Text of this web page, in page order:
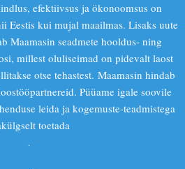
efektiivsus ja ökonoomsus on
Eestis kui mujal maailmas. Lisaks uute
Maamasin seadmete hooldus- ning
millest oluliseimad on pidevalt laost
otse tehastest. Maamasin hindab
Püüame igale soovile
leida ja kogemuste-teadmistega
toetada
.